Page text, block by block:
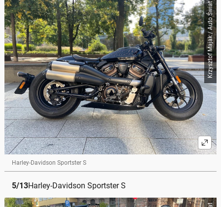
Krzysztof Majak / Auto Świat
Harley-Davidson Sportster S
5/13Harley-Davidson Sportster S